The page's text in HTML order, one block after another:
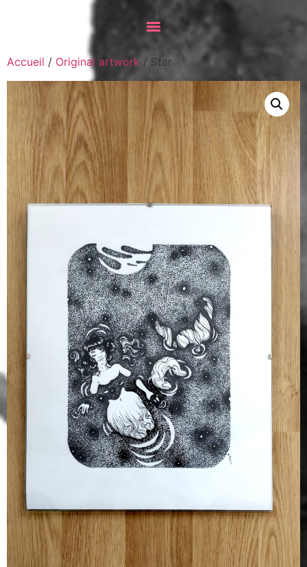
Accueil / Original artwork / Star